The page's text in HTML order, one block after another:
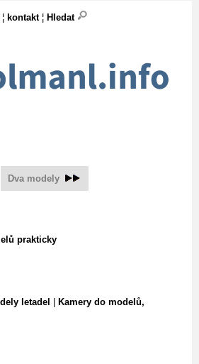
¦ kontakt¦ Hledat
Dva modely
prakticky
letadel | Kamery do modelů,